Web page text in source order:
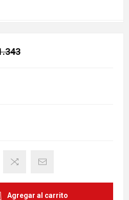
Agregar al carrito